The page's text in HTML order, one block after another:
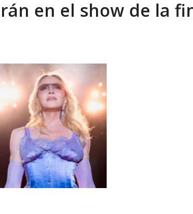
libertad inmediata de l... AGOSTO 5, 2026
en el show de la